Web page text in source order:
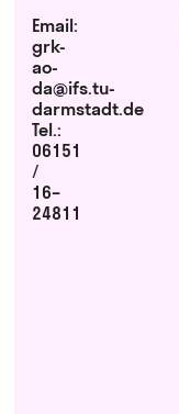
Email:
grk-
ao-
da@ifs.tu-
darmstadt.de
Tel.:
06151
/
16–
24811